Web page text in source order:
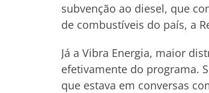
subvenção ao diesel, que
de combustíveis do país, a
Já a Vibra Energia, maior
efetivamente do programa.
que estava em conversas